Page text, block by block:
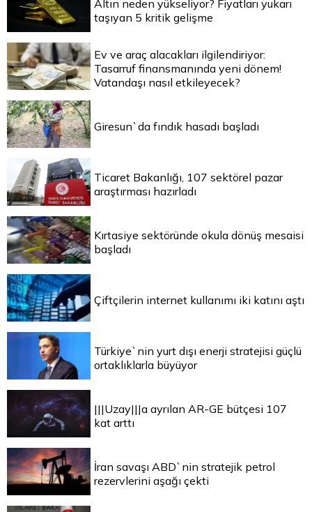
Altın neden yükseliyor? Fiyatları yukarı
taşıyan 5 kritik gelişme
Ev ve araç alacakları ilgilendiriyor:
Tasarruf finansmanında yeni dönem!
Vatandaşı nasıl etkileyecek?
Giresun`da fındık hasadı başladı
Ticaret Bakanlığı, 107 sektörel pazar
araştırması hazırladı
Kırtasiye sektöründe okula dönüş mesaisi
başladı
Çiftçilerin internet kullanımı iki katını aştı
Türkiye`nin yurt dışı enerji stratejisi güçlü
ortaklıklarla büyüyor
|||Uzay|||a ayrılan AR-GE bütçesi 107
kat arttı
İran savaşı ABD`nin stratejik petrol
rezervlerini aşağı çekti